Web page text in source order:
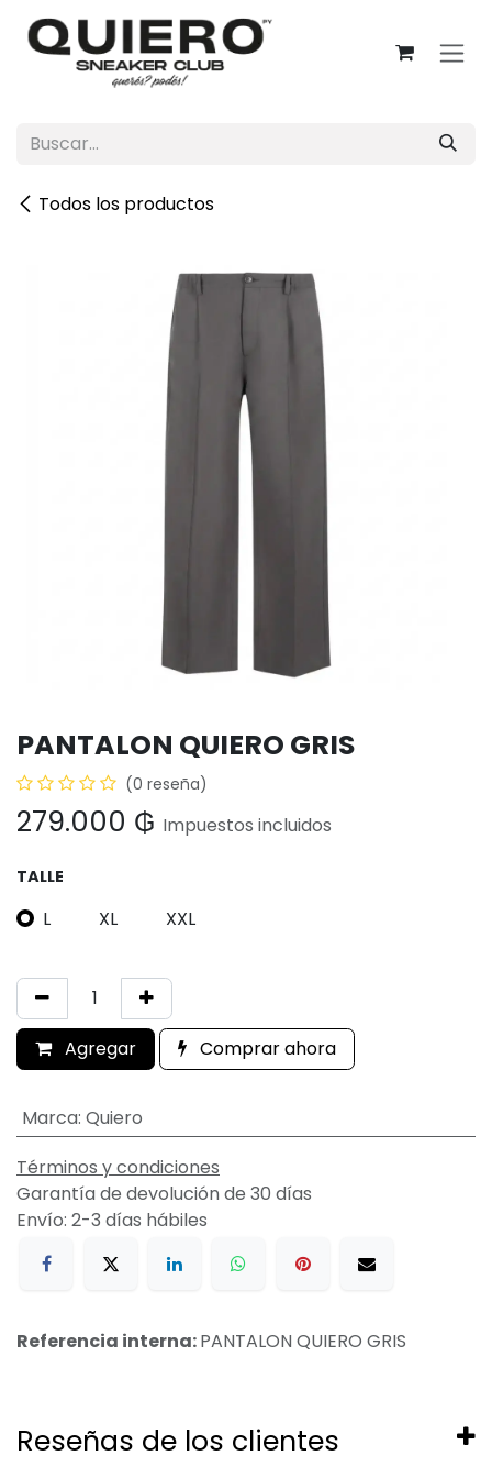
Ir al contenido
Todos los productos
PANTALON QUIERO GRIS
(0 reseña)
279.000 ₲ Impuestos incluidos
TALLE
L XL XXL
Agregar Comprar ahora
Marca: Quiero
Términos y condiciones
Garantía de devolución de 30 días
Envío: 2-3 días hábiles
Referencia interna:PANTALON QUIERO GRIS
Reseñas de los clientes